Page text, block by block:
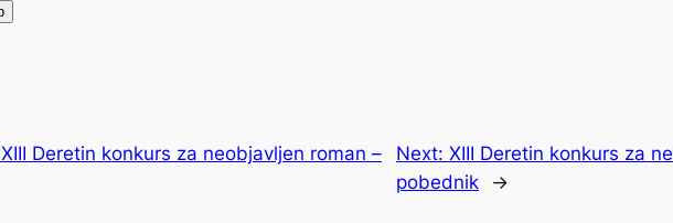
XIII Deretin konkurs za neobjavljen roman –
Next: XIII Deretin konkurs za
pobednik
→